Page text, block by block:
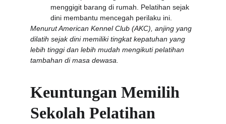
menggigit barang di rumah. Pelatihan sejak
dini membantu mencegah perilaku ini.
Menurut American Kennel Club (AKC), anjing yang
dilatih sejak dini memiliki tingkat kepatuhan yang
lebih tinggi dan lebih mudah mengikuti pelatihan
tambahan di masa dewasa.
Keuntungan Memilih
Sekolah Pelatihan